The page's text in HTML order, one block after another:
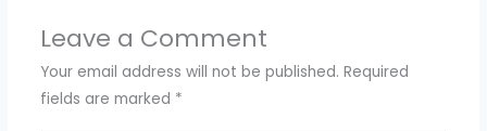
Leave a Comment
Your email address will not be published. Required
fields are marked *